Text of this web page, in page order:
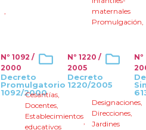
,
maternales
Promulgación,
Nº 1092 /
2000
Decreto
Promulgatorio
1092/2000
Nº 1220 /
2005
Decreto
1220/2005
Cesantías,
Docentes,
Establecimientos
educativos
,
Designaciones,
Direcciones,
Jardines